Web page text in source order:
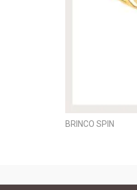
BRINCO SPIN